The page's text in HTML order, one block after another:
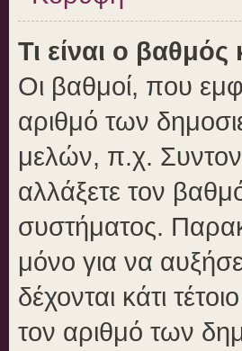
Τι είναι ο
Οι βαθμοί, που
αριθμό των
μελών, π.χ.
αλλάξετε τον βαθμό
συστήματος.
μόνο για να
δέχονται κάτι
τον αριθμό των